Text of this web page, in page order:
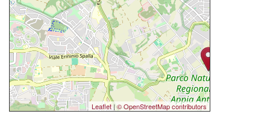
Leaflet|© OpenStreetMap contributors